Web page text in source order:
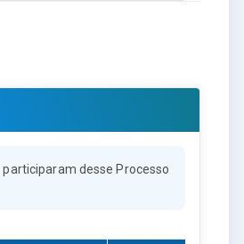
participaram desse Processo